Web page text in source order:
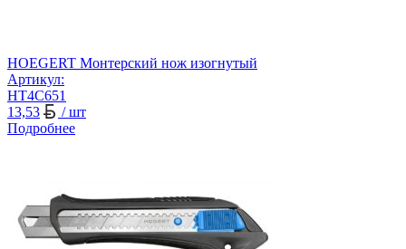
HOEGERT Монтерский нож изогнутый
Артикул:
HT4C651
13,53
/ шт
Подробнее